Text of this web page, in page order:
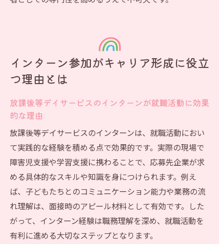
放課後等デイサービスのオンラインインタ
ーンとは
遠方でも参加できる放課後等デイサービス
放課後等デイサービスで広がるオンライン
オンラインで体感する放課後等デイサービ
スの現場力
放課後等デイサービスのオンライン説明会
のメリット
オンラインインターンで自分に合った放課
後等デイサービスを発見
中高生支援の現場で実感できる成長とやりがい
インターン参加がキャリア形成に役立
つ理由とは
放課後等デイサービスのインターンが就職活動に効果
的な理由
放課後等デイサービスのインターンは、就職活動におい
て実践的な経験を積める点で効果的です。実際の現場で
障害児支援や学習支援に携わることで、応募先企業が求
める具体的なスキルや知識を身につけられます。例え
ば、子どもたちとのコミュニケーション能力や業務の流
れ理解は、面接時のアピール材料として有効です。した
がって、インターン経験は職務理解を深め、就職活動を
有利に進める大切なステップとなります。